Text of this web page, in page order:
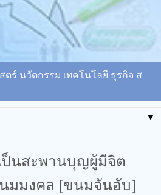
ตร์ นวัตกรรม เทคโนโลยี ธุรกิจ ส
▼
ป็นสะพานบุญผู้มีจิต
มมงคล [ขนมจันอับ]